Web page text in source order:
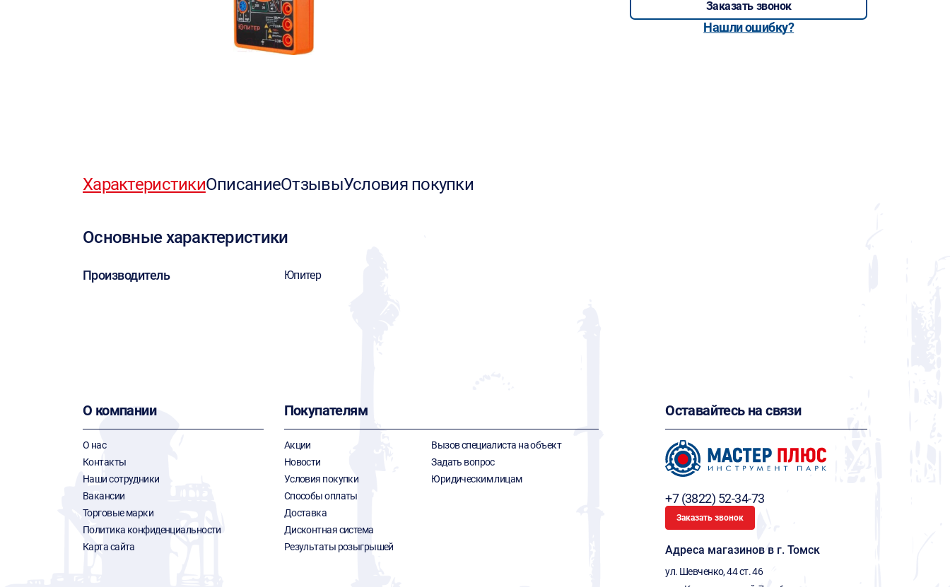
Заказать звонок
Нашли ошибку?
ХарактеристикиОписаниеОтзывыУсловия покупки
Основные характеристики
Производитель Юпитер
О компании
О нас
Контакты
Наши сотрудники
Вакансии
Торговые марки
Политика конфиденциальности
Карта сайта
Покупателям
Акции
Новости
Условия покупки
Способы оплаты
Доставка
Дисконтная система
Результаты розыгрышей
Вызов специалиста на объект
Задать вопрос
Юридическим лицам
Оставайтесь на связи
+7 (3822) 52-34-73
Заказать звонок
Адреса магазинов в г. Томск
ул. Шевченко, 44 ст. 46